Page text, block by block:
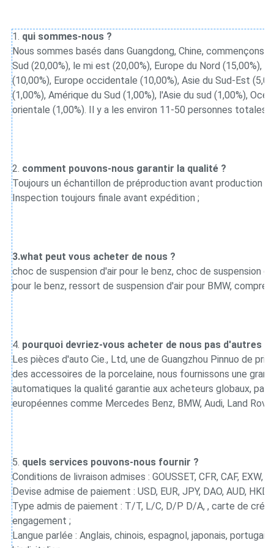
1. qui sommes-nous ?
Nous sommes basés dans Guangdong, Chine, commençons
Sud (20,00%), le mi est (20,00%), Europe du Nord (15,00%),
(10,00%), Europe occidentale (10,00%), Asie du Sud-Est
(1,00%), Amérique du Sud (1,00%), l'Asie du sud (1,00%),
orientale (1,00%). Il y a les environ 11-50 personnes totales
2. comment pouvons-nous garantir la qualité ?
Toujours un échantillon de préproduction avant production
Inspection toujours finale avant expédition ;
3.what peut vous acheter de nous ?
choc de suspension d'air pour le benz, choc de suspension
pour le benz, ressort de suspension d'air pour BMW,
4. pourquoi devriez-vous acheter de nous pas d'autres
Les pièces d'auto Cie., Ltd, une de Guangzhou Pinnuo de
des accessoires de la porcelaine, nous fournissons une
automatiques la qualité garantie aux acheteurs globaux,
européennes comme Mercedes Benz, BMW, Audi, Land
5. quels services pouvons-nous fournir ?
Conditions de livraison admises : GOUSSET, CFR, CAF, EXW,
Devise admise de paiement : USD, EUR, JPY, DAO, AUD, HKD,
Type admis de paiement : T/T, L/C, D/P D/A, , carte de
engagement ;
Langue parlée : Anglais, chinois, espagnol, japonais,